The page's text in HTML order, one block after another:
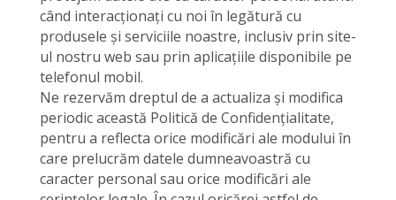
când interacționați cu noi în legătură cu
produsele și serviciile noastre, inclusiv prin site-
ul nostru web sau prin aplicațiile disponibile pe
telefonul mobil.
Ne rezervăm dreptul de a actualiza și modifica
periodic această Politică de Confidențialitate,
pentru a reflecta orice modificări ale modului în
care prelucrăm datele dumneavoastră cu
caracter personal sau orice modificări ale